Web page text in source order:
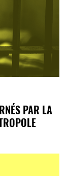
PAR LA